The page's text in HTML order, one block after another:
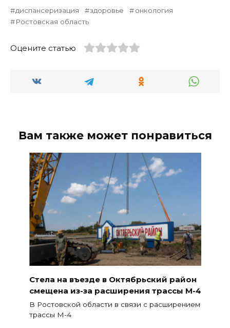
диспансеризация здоровье
онкология
Ростовская область
Оцените статью
Вам также может понравиться
Стела на въезде в Октябрьский район
смещена из-за расширения трассы М-4
В Ростовской области в связи с расширением
трассы М-4